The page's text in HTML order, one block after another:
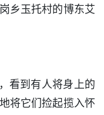
乡玉托村的博东艾
看到有人将身上的
将它们捡起揽入怀